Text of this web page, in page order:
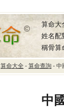
查詢
算命大
姓名配
稱骨算
算命大全 - 算命查詢 - 中
中